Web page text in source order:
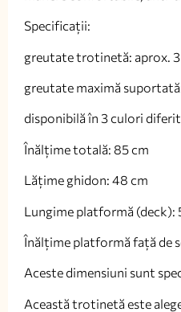
Specificații:
greutate trotinetă: aprox.
greutate maximă
disponibilă în 3 culori
Înălțime totală: 85 cm
Lățime ghidon: 48 cm
Lungime platformă (deck):
Înălțime platformă față de
Aceste dimensiuni sunt
Această trotinetă este